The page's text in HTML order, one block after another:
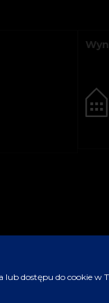
dostępu do cookie w